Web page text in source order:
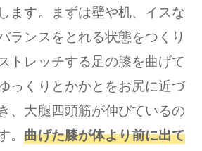
ます。まずは壁や机、イスな
ランスをとれる状態をつくり
トレッチする足の膝を曲げて
っくりとかかとをお尻に近づ
、大腿四頭筋が伸びているの
。曲げた膝が体より前に出て